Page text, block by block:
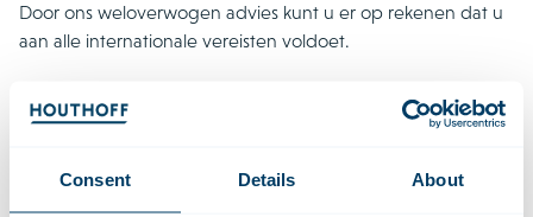
Consent Details About
Door ons weloverwogen advies kunt u er op rekenen dat u
aan alle internationale vereisten voldoet.
Europees Belastingrecht
klimaat een belangrijke rol. Recente ontwikkelingen, zoals de